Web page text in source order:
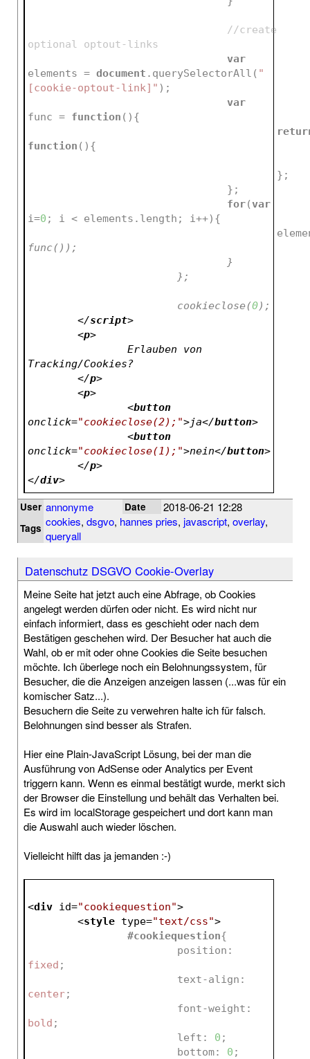
//create
optional optout-links
var
elements = document .querySelectorAll( "
[cookie-optout-link]" );
var
func = function ( ) {
function ( ) {
					};
				};
for(var
i=0 ; i < elements.length; i++){
func());
				}
			};
			cookieclose(
0);
</script>
<p>
Tracking/Cookies?
</p>
<p>
<button
onclick="cookieclose(2);">ja</button>
<button
onclick="cookieclose(1);">nein</button>
</p>
</div>
User annonyme Date 2018-06-21 12:28
Tags cookies, dsgvo, hannes pries, javascript, overlay,
queryall
Datenschutz DSGVO Cookie-Overlay
Meine Seite hat jetzt auch eine Abfrage, ob Cookies
angelegt werden dürfen oder nicht. Es wird nicht nur
einfach informiert, dass es geschieht oder nach dem
Bestätigen geschehen wird. Der Besucher hat auch die
Wahl, ob er mit oder ohne Cookies die Seite besuchen
möchte. Ich überlege noch ein Belohnungssystem, für
Besucher, die die Anzeigen anzeigen lassen (...was für ein
komischer Satz...).
Besuchern die Seite zu verwehren halte ich für falsch.
Belohnungen sind besser als Strafen.
Hier eine Plain-JavaScript Lösung, bei der man die
Ausführung von AdSense oder Analytics per Event
triggern kann. Wenn es einmal bestätigt wurde, merkt sich
der Browser die Einstellung und behält das Verhalten bei.
Es wird im localStorage gespeichert und dort kann man
die Auswahl auch wieder löschen.
Vielleicht hilft das ja jemanden :-)
<div id="cookiequestion">
<style type="text/css">
#cookiequestion{
position :
fixed ;
text-align :
center;
font-weight :
bold ;
left : 0 ;
bottom: 0 ;